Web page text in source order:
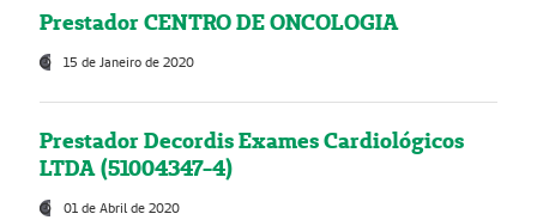
Prestador CENTRO DE ONCOLOGIA
15 de Janeiro de 2020
Prestador Decordis Exames Cardiológicos
LTDA (51004347-4)
01 de Abril de 2020